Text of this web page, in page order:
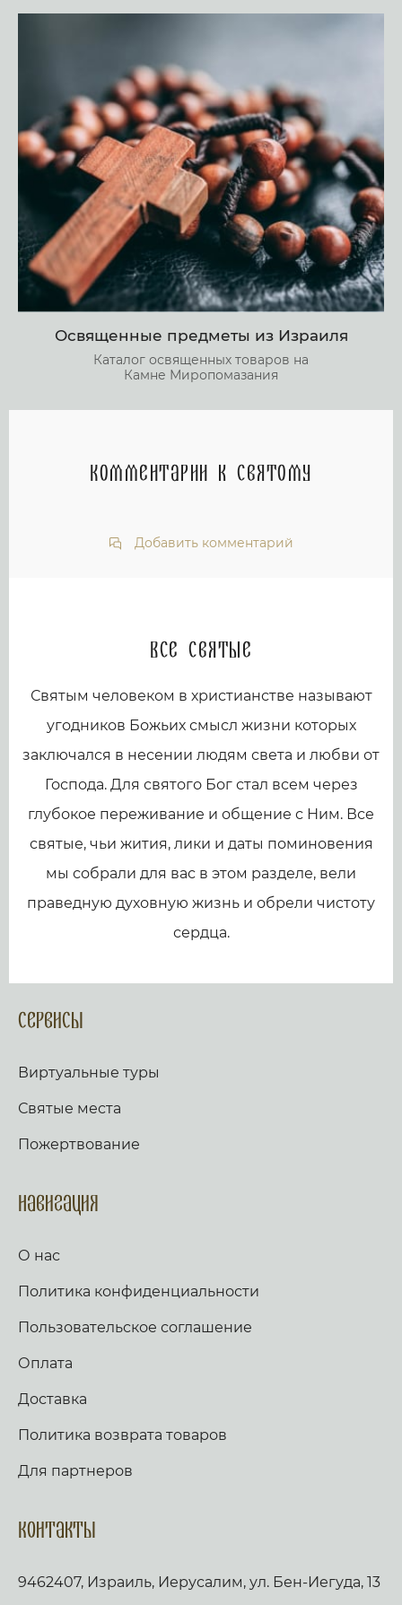
Освященные предметы из Израиля
Каталог освященных товаров на
Камне Миропомазания
Комментарии к святому
Добавить комментарий
Все святые
Святым человеком в христианстве называют
угодников Божьих смысл жизни которых
заключался в несении людям света и любви от
Господа. Для святого Бог стал всем через
глубокое переживание и общение с Ним. Все
святые, чьи жития, лики и даты поминовения
мы собрали для вас в этом разделе, вели
праведную духовную жизнь и обрели чистоту
сердца.
Сервисы
Виртуальные туры
Святые места
Пожертвование
Навигация
О нас
Политика конфиденциальности
Пользовательское соглашение
Оплата
Доставка
Политика возврата товаров
Для партнеров
Контакты
9462407, Израиль, Иерусалим, ул. Бен-Иегуда, 13